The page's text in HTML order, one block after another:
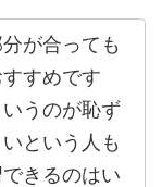
が合っても
すめです
うのが恥ず
という人も
きるのはい